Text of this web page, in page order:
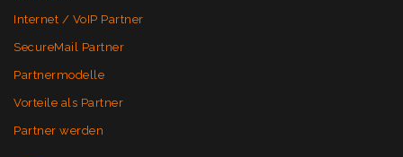
Internet / VoIP Partner
SecureMail Partner
Partnermodelle
Vorteile als Partner
Partner werden